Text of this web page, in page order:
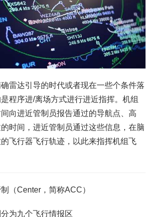
雷达引导的时代或者现在一些个条件落
程序进/离场方式进行进近指挥。机组
向进近管制员报告通过的导航点、高
时间，进近管制员通过这些信息，在脑
飞行器飞行轨迹，以此来指挥机组飞
（Center，简称ACC）
为九个飞行情报区